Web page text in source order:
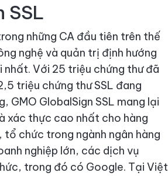
SSL
những CA đầu tiên trên thế
nghệ và quản trị định hướng
nhất. Với 25 triệu chứng thư đã
triệu chứng thư SSL đang
GMO GlobalSign SSL mang lại
xác thực cao nhất cho hàng
tổ chức trong ngành ngân hàng
nghiệp lớn, các dịch vụ
trong đó có Google. Tại Việt